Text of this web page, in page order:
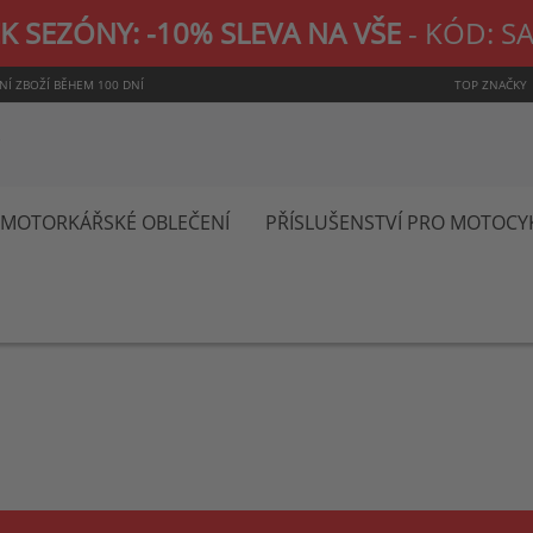
SEZÓNY: -10% SLEVA NA VŠE - KÓD:
ZBOŽÍ BĚHEM 100 DNÍ TOP ZNAČKY
MOTORKÁŘSKÉ OBLEČENÍ PŘÍSLUŠENSTVÍ PRO